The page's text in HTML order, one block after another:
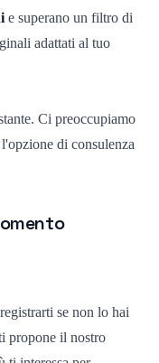
e superano un filtro di
adattati al tuo
Ci preoccupiamo
di consulenza
se non lo hai
propone il nostro